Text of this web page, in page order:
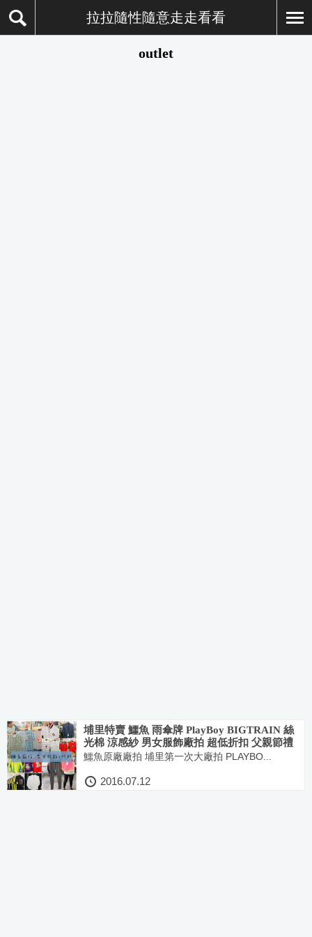
拉拉隨性隨意走走看看
outlet
埔里特賣 鱷魚 雨傘牌 PlayBoy BIGTRAIN 絲
光棉 涼感紗 男女服飾廠拍 超低折扣 父親節禮
物推薦
鱷魚原廠廠拍 埔里第一次大廠拍 PLAYBO...
2016.07.12